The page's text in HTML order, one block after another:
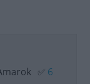
✅ 6